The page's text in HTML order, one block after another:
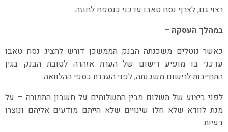
רצוי גם, לצרף נסח טאבו עדכני כנספח לחוזה.
במהלך העסקה –
כאשר נוטלים משכנתה הבנק הממשכן דורש להציג נסח טאבו
עדכני בו מופיע רישום של הערת אזהרה לטובת הבנק בגין
התחייבות לרישום משכנתה, לפני העברת כספי ההלוואה.
לפני ביצוע של תשלום מבין התשלומים על חשבון התמורה – על
מנת לוודא שלא חלו שינויים שלא הייתם מודעים אליהם ונוצרו
בעיות.